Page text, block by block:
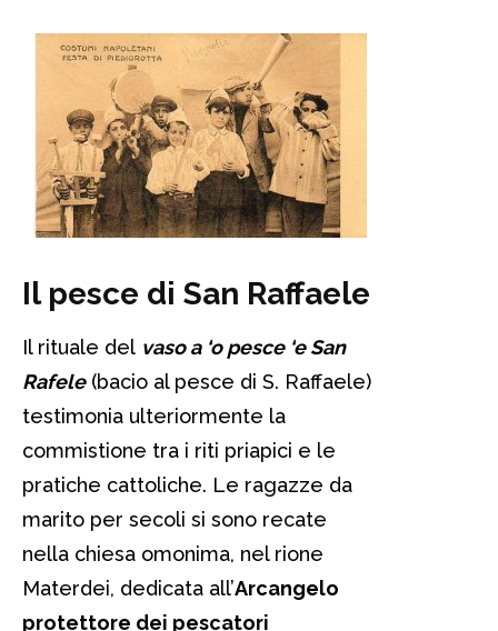
Il pesce di San Raffaele
Il rituale del vaso a ‘o pesce ‘e San
Rafele (bacio al pesce di S. Raffaele)
testimonia ulteriormente la
commistione tra i riti priapici e le
pratiche cattoliche. Le ragazze da
marito per secoli si sono recate
nella chiesa omonima, nel rione
Materdei, dedicata all’Arcangelo
protettore dei pescatori